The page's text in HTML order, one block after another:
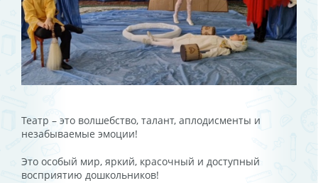
Театр – это волшебство, талант, аплодисменты и
незабываемые эмоции!
Это особый мир, яркий, красочный и доступный
восприятию дошкольников!